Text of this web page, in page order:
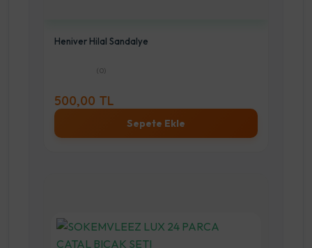
Heniver Hilal Sandalye
(0)
500,00 TL
Sepete Ekle